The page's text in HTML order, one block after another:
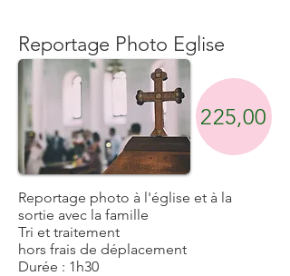
Reportage Photo Eglise
225,00
Reportage photo à l'église et à la
sortie avec la famille
Tri et traitement
hors frais de déplacement
Durée : 1h30